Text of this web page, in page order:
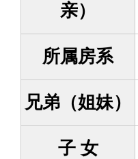
亲）
所属房系
兄弟（姐妹）
子 女